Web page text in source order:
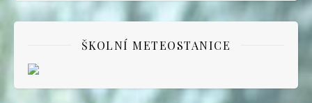
ŠKOLNÍ METEOSTANICE